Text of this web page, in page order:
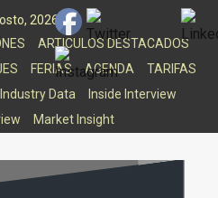
2026
ARTICULOS DESTACADOS
FERIAS AGENDA
TARIFAS
Industry Data
Inside Interview
Market Insight